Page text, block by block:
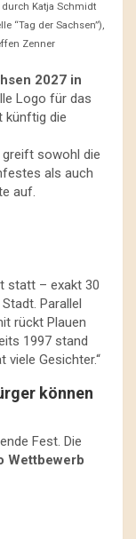
durch Katja Schmidt
“Tag der Sachsen”),
Zenner
2027 in
Logo für das
künftig die
sowohl die
als auch
auf.
statt – exakt 30
Parallel
rückt Plauen
1997 stand
viele Gesichter.“
können
Fest. Die
Wettbewerb